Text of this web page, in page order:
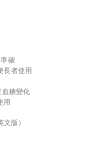
確
長者使用
糖變化
用
版）